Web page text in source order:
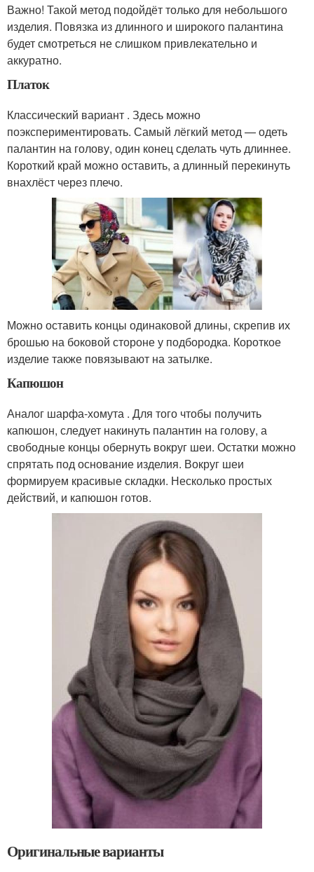
Важно! Такой метод подойдёт только для небольшого
изделия. Повязка из длинного и широкого палантина
будет смотреться не слишком привлекательно и
аккуратно.
Платок
Классический вариант . Здесь можно
поэкспериментировать. Самый лёгкий метод — одеть
палантин на голову, один конец сделать чуть длиннее.
Короткий край можно оставить, а длинный перекинуть
внахлёст через плечо.
Можно оставить концы одинаковой длины, скрепив их
брошью на боковой стороне у подбородка. Короткое
изделие также повязывают на затылке.
Капюшон
Аналог шарфа-хомута . Для того чтобы получить
капюшон, следует накинуть палантин на голову, а
свободные концы обернуть вокруг шеи. Остатки можно
спрятать под основание изделия. Вокруг шеи
формируем красивые складки. Несколько простых
действий, и капюшон готов.
Оригинальные варианты